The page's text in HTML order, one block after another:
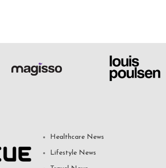
Healthcare News
Lifestyle News